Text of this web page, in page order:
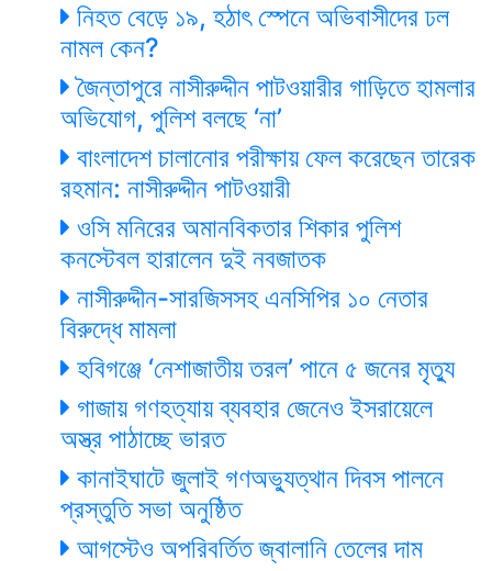
নিহত বেড়ে ১৯, হঠাৎ স্পেনে অভিবাসীদের ঢল
নামল কেন?
জৈন্তাপুরে নাসীরুদ্দীন পাটওয়ারীর গাড়িতে হামলার
অভিযোগ, পুলিশ বলছে ‘না’
বাংলাদেশ চালানোর পরীক্ষায় ফেল করেছেন তারেক
রহমান: নাসীরুদ্দীন পাটওয়ারী
ওসি মনিরের অমানবিকতার শিকার পুলিশ
কনস্টেবল হারালেন দুই নবজাতক
নাসীরুদ্দীন-সারজিসসহ এনসিপির ১০ নেতার
বিরুদ্ধে মামলা
হবিগঞ্জে ‘নেশাজাতীয় তরল’ পানে ৫ জনের মৃত্যু
গাজায় গণহত্যায় ব্যবহার জেনেও ইসরায়েলে
অস্ত্র পাঠাচ্ছে ভারত
কানাইঘাটে জুলাই গণঅভ্যুত্থান দিবস পালনে
প্রস্তুতি সভা অনুষ্ঠিত
আগস্টেও অপরিবর্তিত জ্বালানি তেলের দাম